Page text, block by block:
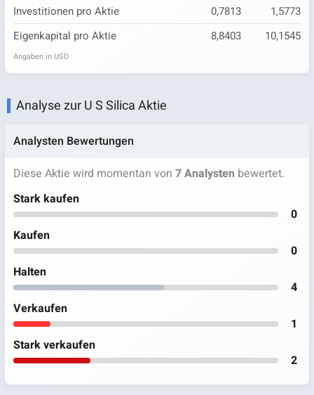
Investitionen pro Aktie
0,7813
1,5773
Eigenkapital pro Aktie
8,8403 10,1545
Angaben in USD
Analyse zur U S Silica Aktie
Analysten Bewertungen
Diese Aktie wird momentan von 7 Analysten bewertet.
Stark kaufen
0
Kaufen
0
Halten
4
Verkaufen
1
Stark verkaufen
2